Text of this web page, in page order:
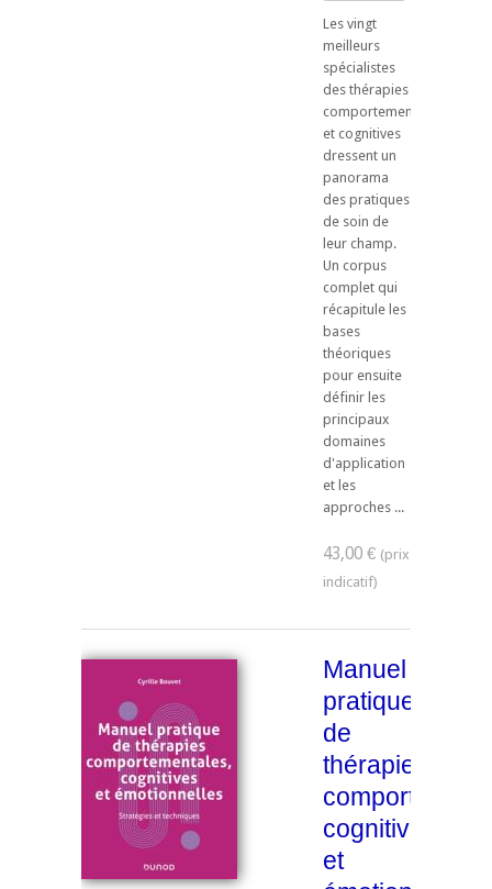
Les vingt
meilleurs
spécialistes
des thérapies
comportementales
et cognitives
dressent un
panorama
des pratiques
de soin de
leur champ.
Un corpus
complet qui
récapitule les
bases
théoriques
pour ensuite
définir les
principaux
domaines
d'application
et les
approches ...
43,00 €
Manuel
pratique
de
thérapies
cognitives
et